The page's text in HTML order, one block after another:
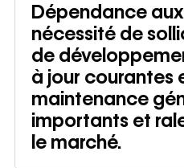
Dépendance
nécessité de
de
à jour courantes
maintenance
importants et
le marché.